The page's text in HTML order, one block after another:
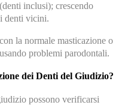
inclusi); crescendo
i denti vicini.
la normale masticazione o
problemi parodontali.
dei Denti del Giudizio?
possono verificarsi